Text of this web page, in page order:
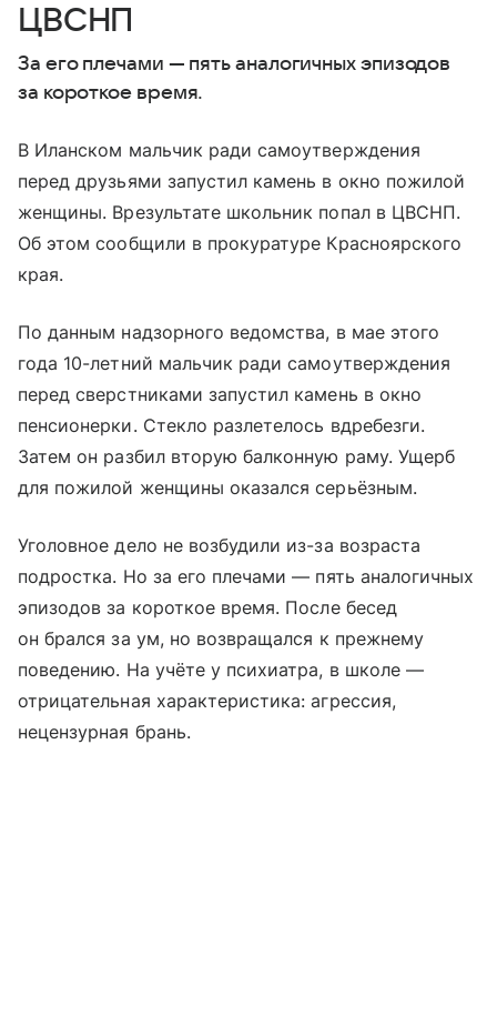
ЦВСНП
За его плечами — пять аналогичных эпизодов
за короткое время.
В Иланском мальчик ради самоутверждения
перед друзьями запустил камень в окно пожилой
женщины. Врезультате школьник попал в ЦВСНП.
Об этом сообщили в прокуратуре Красноярского
края.
По данным надзорного ведомства, в мае этого
года 10-летний мальчик ради самоутверждения
перед сверстниками запустил камень в окно
пенсионерки. Стекло разлетелось вдребезги.
Затем он разбил вторую балконную раму. Ущерб
для пожилой женщины оказался серьёзным.
Уголовное дело не возбудили из-за возраста
подростка. Но за его плечами — пять аналогичных
эпизодов за короткое время. После бесед
он брался за ум, но возвращался к прежнему
поведению. На учёте у психиатра, в школе —
отрицательная характеристика: агрессия,
нецензурная брань.